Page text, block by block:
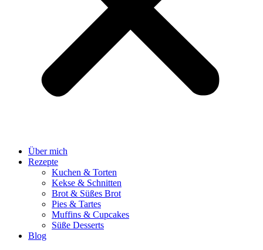
Über mich
Rezepte
Kuchen & Torten
Kekse & Schnitten
Brot & Süßes Brot
Pies & Tartes
Muffins & Cupcakes
Süße Desserts
Blog